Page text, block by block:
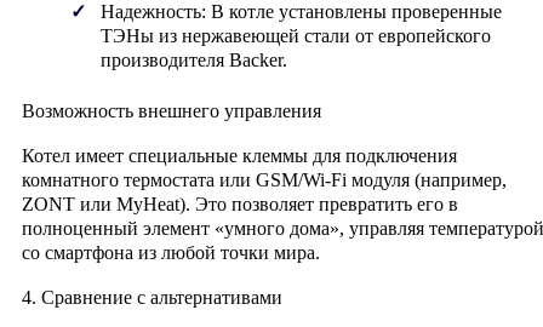
Надежность: В котле установлены проверенные
ТЭНы из нержавеющей стали от европейского
производителя Backer.
Возможность внешнего управления
Котел имеет специальные клеммы для подключения
комнатного термостата или GSM/Wi-Fi модуля (например,
ZONT или MyHeat). Это позволяет превратить его в
полноценный элемент «умного дома», управляя температурой
со смартфона из любой точки мира.
4. Сравнение с альтернативами